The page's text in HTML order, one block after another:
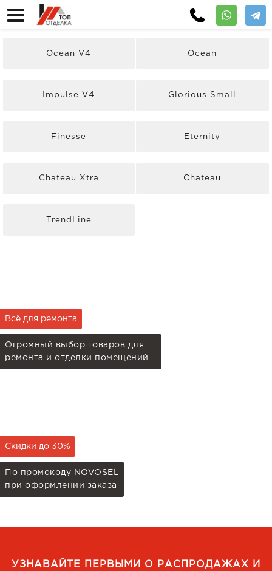
Ocean V4 Ocean
Impulse V4 Glorious Small
Finesse Eternity
Chateau Xtra Chateau
TrendLine
Всё для ремонта
Огромный выбор товаров для
ремонта и отделки помещений
Скидки до 30%
По промокоду NOVOSEL
при оформлении заказа
УЗНАВАЙТЕ ПЕРВЫМИ О РАСПРОДАЖАХ И